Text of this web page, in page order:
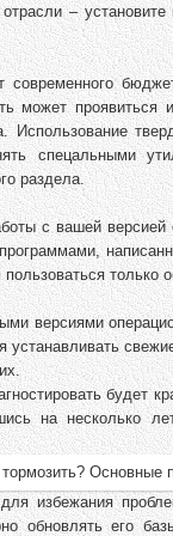
–
может
Использование
спецальными
раздела.
с вашей версией
версиями
будет
на несколько
избежания
обновлять его